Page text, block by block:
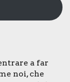
a far
noi, che